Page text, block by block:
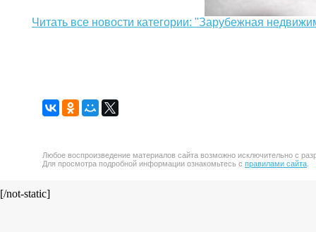
Читать все новости категории: "Зарубежная
Любое воспроизведение материалов сайта возможно исключительно с
Для просмотра подробной информации ознакомьтесь с правилами сайта
[/not-static]